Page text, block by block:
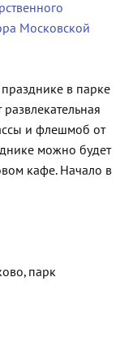
Московской
в парке
и флешмоб от
можно будет
кафе. Начало в
парк